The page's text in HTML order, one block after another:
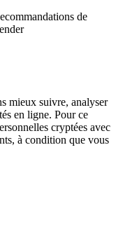
de
mieux suivre, analyser
en ligne. Pour ce
cryptées avec
à condition que vous